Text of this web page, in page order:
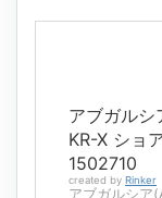
アブガル
KR-X ショ
1502710
created by Rinker
アブガルシア